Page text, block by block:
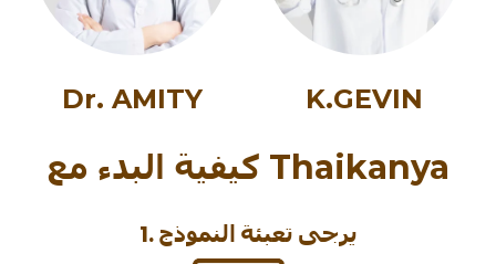
Dr. AMITY K.GEVIN
كيفية البدء مع Thaikanya
1. يرجى تعبئة النموذج